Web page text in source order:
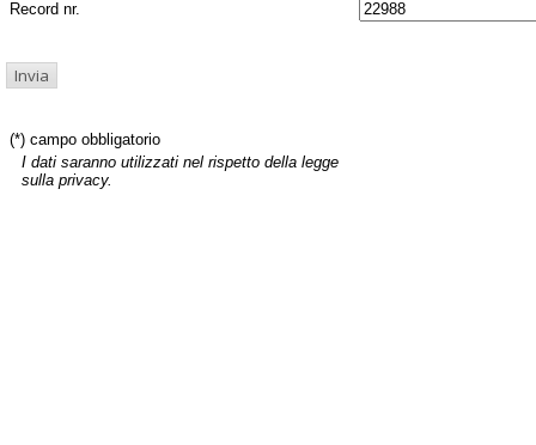
Record nr.
(*) campo obbligatorio
I dati saranno utilizzati nel rispetto della legge
sulla privacy.